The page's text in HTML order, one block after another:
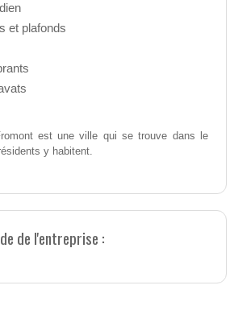
et plafonds
est une ville qui se trouve dans le
y habitent.
de l'entreprise :